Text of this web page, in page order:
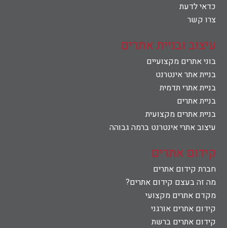
כדאי לדעת
צרו קשר
עיצוב ובניית אתרים
בוני אתרים מקצועיים
בניית אתר אינטרנט
בניית אתרי תדמית
בניית אתרים
בניית אתרים מקצועית
עיצוב אתרי אינטרנט ברמה גבוהה
קידום אתרים
חברת קידום אתרים
מה זה בעצם קידום אתרים?
מקדם אתרים מקצועי
קידום אתרים אורגני
קידום אתרים ברשת